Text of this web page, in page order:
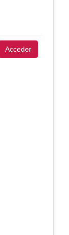
Acceder